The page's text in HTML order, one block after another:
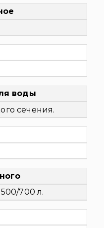
воды
сечения.
700 л.